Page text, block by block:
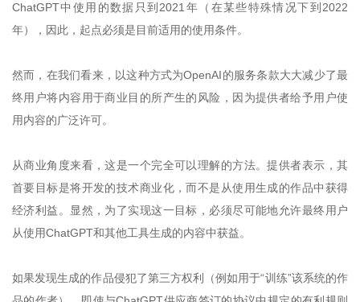
ChatGPT中使用的数据只到2021年（在某些特殊情况下到2022
年），因此，起点必须是目前适用的使用条件。
然而，在我们看来，以这种方式为OpenAI的服务条款大大减少了最
终用户将内容用于商业目的所产生的风险，因为提供者给予用户使
用内容的广泛许可。
从商业角度来看，这是一个完全可以理解的方法。提供者表示，其
首要目标是将开发的技术商业化，而不是从使用生成的作品中获得
经济利益。显然，为了实现这一目标，必须尽可能地允许最终用户
从使用ChatGPT和其他工具生成的内容中获益。
如果发现生成的作品侵犯了第三方权利（例如用于“训练”该系统的作